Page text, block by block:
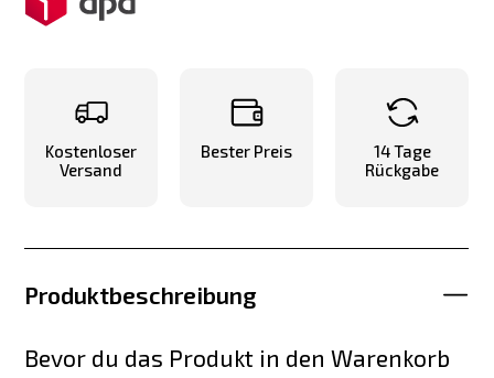
Kostenloser
Versand
Bester Preis
14 Tage
Rückgabe
Produktbeschreibung
Bevor du das Produkt in den Warenkorb